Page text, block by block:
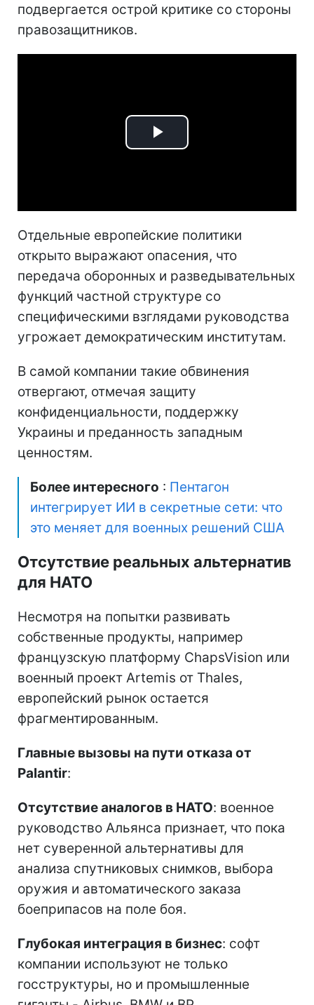
подвергается острой критике со стороны
правозащитников.
Play
Отдельные европейские политики
открыто выражают опасения, что
передача оборонных и разведывательных
функций частной структуре со
специфическими взглядами руководства
угрожает демократическим институтам.
В самой компании такие обвинения
отвергают, отмечая защиту
конфиденциальности, поддержку
Украины и преданность западным
ценностям.
Более интересного : Пентагон
интегрирует ИИ в секретные сети: что
это меняет для военных решений США
Отсутствие реальных альтернатив
для НАТО
Несмотря на попытки развивать
собственные продукты, например
французскую платформу ChapsVision или
военный проект Artemis от Thales,
европейский рынок остается
фрагментированным.
Главные вызовы на пути отказа от
Palantir:
Отсутствие аналогов в НАТО: военное
руководство Альянса признает, что пока
нет суверенной альтернативы для
анализа спутниковых снимков, выбора
оружия и автоматического заказа
боеприпасов на поле боя.
Глубокая интеграция в бизнес: софт
компании используют не только
госструктуры, но и промышленные